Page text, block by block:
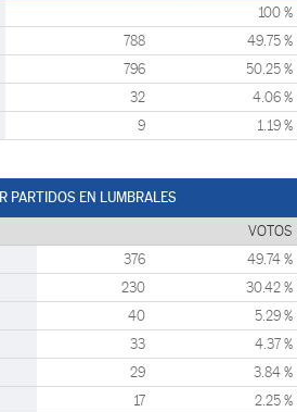
100 %
788 49.75 %
796 50.25 %
32 4.06 %
9 1.19 %
PARTIDOS EN LUMBRALES
VOTOS
376 49.74 %
230 30.42 %
40 5.29 %
33 4.37 %
29 3.84 %
17 2.25 %